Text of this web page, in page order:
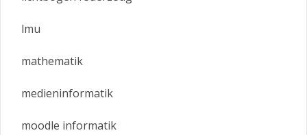
lmu
mathematik
medieninformatik
moodle informatik